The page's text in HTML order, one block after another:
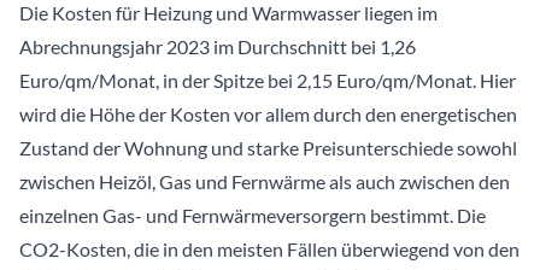
Die Kosten für Heizung und Warmwasser liegen im
Abrechnungsjahr 2023 im Durchschnitt bei 1,26
Euro/qm/Monat, in der Spitze bei 2,15 Euro/qm/Monat. Hier
wird die Höhe der Kosten vor allem durch den energetischen
Zustand der Wohnung und starke Preisunterschiede sowohl
zwischen Heizöl, Gas und Fernwärme als auch zwischen den
einzelnen Gas- und Fernwärmeversorgern bestimmt. Die
CO2-Kosten, die in den meisten Fällen überwiegend von den